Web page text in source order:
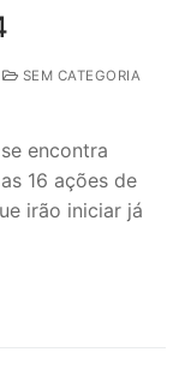
SEM CATEGORIA
encontra
16 ações de
irão iniciar já